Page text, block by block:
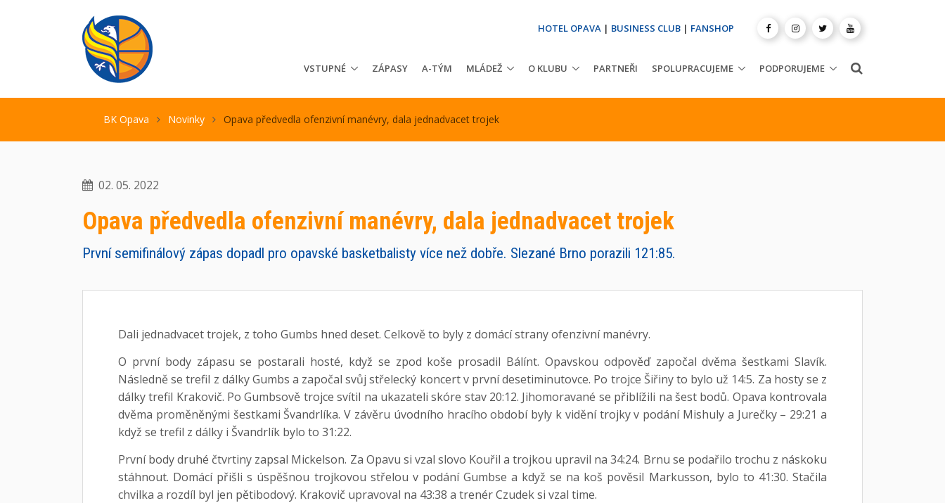
HOTEL OPAVA | BUSINESS CLUB | FANSHOP
VSTUPNÉ ZÁPASY A-TÝM MLÁDEŽ O KLUBU PARTNEŘI SPOLUPRACUJEME PODPORUJEME
BK Opava Novinky Opava předvedla ofenzivní manévry, dala jednadvacet trojek
02. 05. 2022
Opava předvedla ofenzivní manévry, dala jednadvacet trojek
První semifinálový zápas dopadl pro opavské basketbalisty více než dobře. Slezané Brno porazili 121:85.
Dali jednadvacet trojek, z toho Gumbs hned deset. Celkově to byly z domácí strany ofenzivní manévry.
O první body zápasu se postarali hosté, když se zpod koše prosadil Bálínt. Opavskou odpověď započal dvěma šestkami Slavík.
Následně se trefil z dálky Gumbs a započal svůj střelecký koncert v první desetiminutovce. Po trojce Šiřiny to bylo už 14:5. Za hosty se z
dálky trefil Krakovič. Po Gumbsově trojce svítil na ukazateli skóre stav 20:12. Jihomoravané se přiblížili na šest bodů. Opava kontrovala
dvěma proměněnými šestkami Švandrlíka. V závěru úvodního hracího období byly k vidění trojky v podání Mishuly a Jurečky – 29:21 a
když se trefil z dálky i Švandrlík bylo to 31:22.
První body druhé čtvrtiny zapsal Mickelson. Za Opavu si vzal slovo Kouřil a trojkou upravil na 34:24. Brnu se podařilo trochu z náskoku
stáhnout. Domácí přišli s úspěšnou trojkovou střelou v podání Gumbse a když se na koš pověsil Markusson, bylo to 41:30. Stačila
chvilka a rozdíl byl jen pětibodový. Krakovič upravoval na 43:38 a trenér Czudek si vzal time.